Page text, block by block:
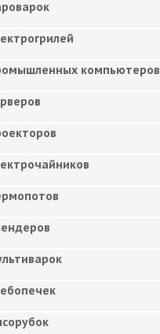
компьютеров